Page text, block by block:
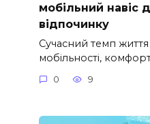
мобільний навіс
відпочинку
Сучасний темп життя
мобільності,
0 9